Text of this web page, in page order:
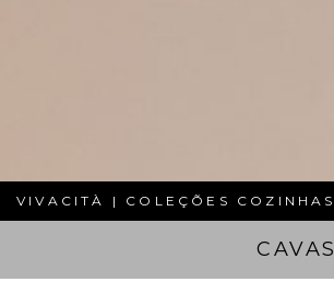
VIVACITÀ | COLEÇÕES COZINHAS
CAVAS